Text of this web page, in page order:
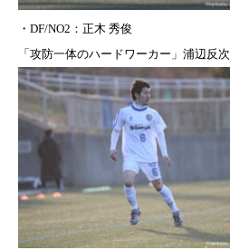
・ DF/NO2：正木 秀俊
「攻防一体のハードワーカー」浦辺反次